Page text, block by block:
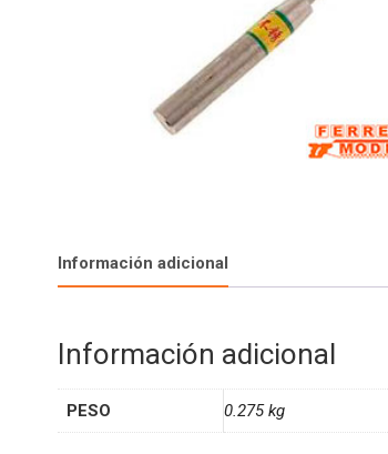
Información adicional
Información adicional
PESO 0.275 kg